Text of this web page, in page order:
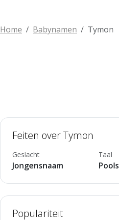
Home Babynamen Tymon
Feiten over Tymon
Geslacht
Jongensnaam
Taal
Pools
Populariteit